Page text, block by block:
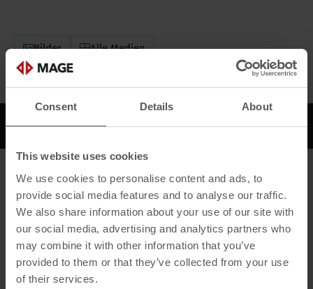
Consent Details About
This website uses cookies
We use cookies to personalise content and ads, to
provide social media features and to analyse our traffic.
We also share information about your use of our site with
our social media, advertising and analytics partners who
may combine it with other information that you’ve
provided to them or that they’ve collected from your use
of their services.
Bilder Alle Medien
Beschreibung Downloads
Beschreibung
Allgemein
VentiTec 300 schwarz
GTIN 4262556350053